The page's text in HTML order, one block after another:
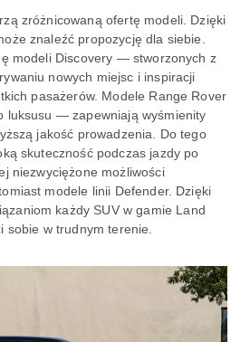
zróżnicowaną ofertę modeli. Dzięki
znaleźć propozycję dla siebie.
modeli Discovery — stworzonych z
nowych miejsc i inspiracji
pasażerów. Modele Range Rover
luksusu — zapewniają wyśmienity
jakość prowadzenia. Do tego
skuteczność podczas jazdy po
niezwyciężone możliwości
modele linii Defender. Dzięki
każdy SUV w gamie Land
sobie w trudnym terenie.